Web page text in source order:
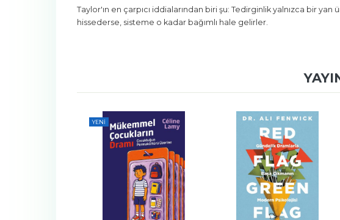
Taylor'ın en çarpıcı iddialarından biri şu: Tedirginlik yalnızca bir
hissederse, sisteme o kadar bağımlı hale gelirler.
YENI